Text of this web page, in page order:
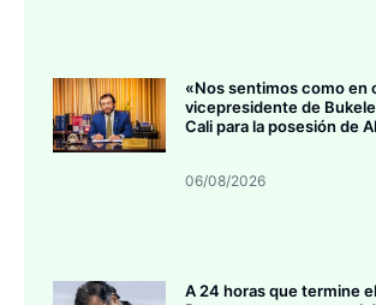
«Nos sentimos como en
vicepresidente de
Cali para la posesión de
06/08/2026
A 24 horas que termine